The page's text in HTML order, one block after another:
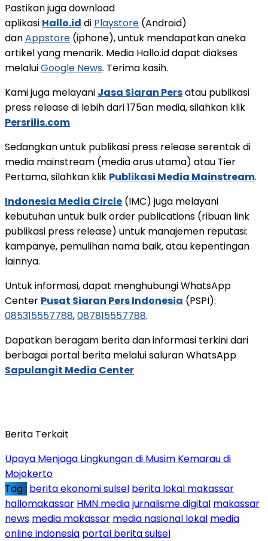
Pastikan juga download
aplikasi Hallo.id di Playstore (Android)
danAppstore (iphone), untuk mendapatkan aneka
artikel yang menarik. Media Hallo.id dapat diakses
melaluiGoogle News. Terima kasih.
Kami juga melayani Jasa Siaran Persatau publikasi
press release di lebih dari 175an media, silahkan klik
Persrilis.com
Sedangkan untuk publikasi press release serentak di
media mainstream (media arus utama) atau Tier
Pertama, silahkan klik Publikasi Media Mainstream.
Indonesia Media Circle (IMC) juga melayani
kebutuhan untuk bulk order publications (ribuan link
publikasi press release) untuk manajemen reputasi:
kampanye, pemulihan nama baik, atau kepentingan
lainnya.
Untuk informasi, dapat menghubungi WhatsApp
Center Pusat Siaran Pers Indonesia (PSPI):
085315557788,087815557788.
Dapatkan beragam berita dan informasi terkini dari
berbagai portal berita melalui saluran WhatsApp
Sapulangit Media Center
Berita Terkait
Upaya Menjaga Lingkungan di Musim Kemarau di
Mojokerto
Tag : berita ekonomi sulsel berita lokal makassar
hallomakassar HMN mediajurnalisme digital makassar
news media makassar media nasional lokal media
online indonesia portal berita sulsel